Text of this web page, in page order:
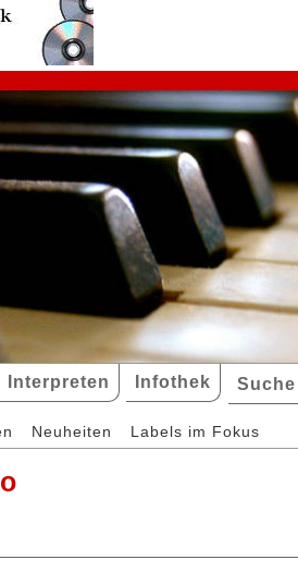
Interpreten Infothek Suche
Neuheiten Labels im Fokus